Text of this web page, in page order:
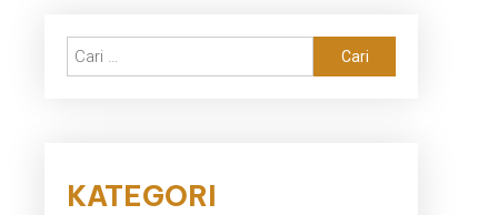
Cari
untuk:
KATEGORI